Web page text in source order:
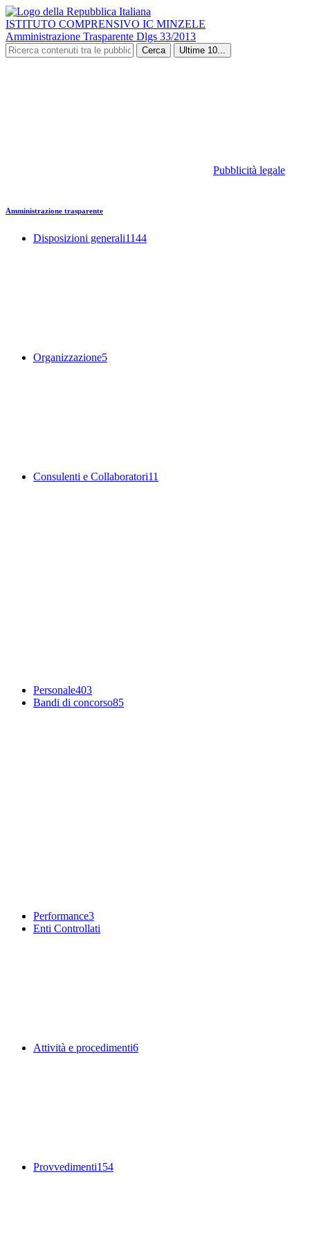
ISTITUTO COMPRENSIVO IC MINZELE
Amministrazione Trasparente Dlgs 33/2013
Cerca Ultime 10...
Pubblicità legale
Amministrazione trasparente
Disposizioni generali1144
Organizzazione5
Consulenti e Collaboratori11
Personale403
Bandi di concorso85
Performance3
Enti Controllati
Attività e procedimenti6
Provvedimenti154